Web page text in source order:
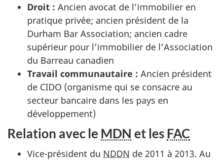
Droit : Ancien avocat de l’immobilier en
pratique privée; ancien président de la
Durham Bar Association; ancien cadre
supérieur pour l’immobilier de l’Association
du Barreau canadien
Travail communautaire : Ancien président
de CIDO (organisme qui se consacre au
secteur bancaire dans les pays en
développement)
Relation avec le MDN et les FAC
Vice-président du NDDN de 2011 à 2013. Au